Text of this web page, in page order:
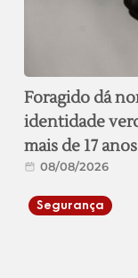
Foragido dá
identidade
mais de 17
08/08/2026
Segurança